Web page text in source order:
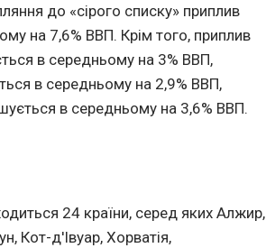
до «сірого списку» приплив
на 7,6% ВВП. Крім того, приплив
в середньому на 3% ВВП,
в середньому на 2,9% ВВП,
в середньому на 3,6% ВВП.
24 країни, серед яких Алжир,
Кот-д'Івуар, Хорватія,